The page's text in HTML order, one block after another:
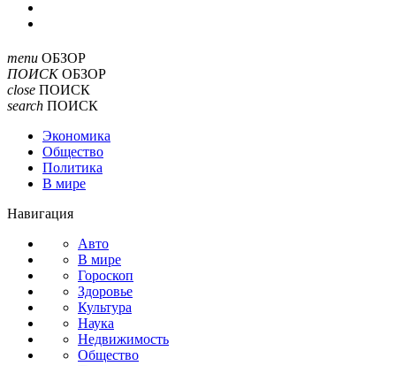
menu ОБЗОР
ПОИСК ОБЗОР
close ПОИСК
search ПОИСК
Экономика
Общество
Политика
В мире
Навигация
Авто
В мире
Гороскоп
Здоровье
Культура
Наука
Недвижимость
Общество